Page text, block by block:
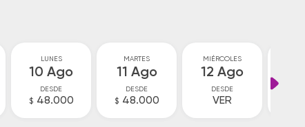
LUNES
10 Ago
DESDE
$ 48.000
MARTES
11 Ago
DESDE
$ 48.000
MIÉRCOLES
12 Ago
DESDE
VER